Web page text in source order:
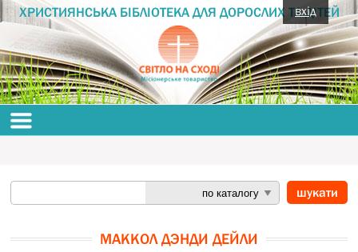
ХРИСТИЯНСЬКА БІБЛІОТЕКА ДЛЯ ДОРОСЛИХ ТА ДІТЕЙ
МАККОЛ ДЭНДИ ДЕЙЛИ
вхід